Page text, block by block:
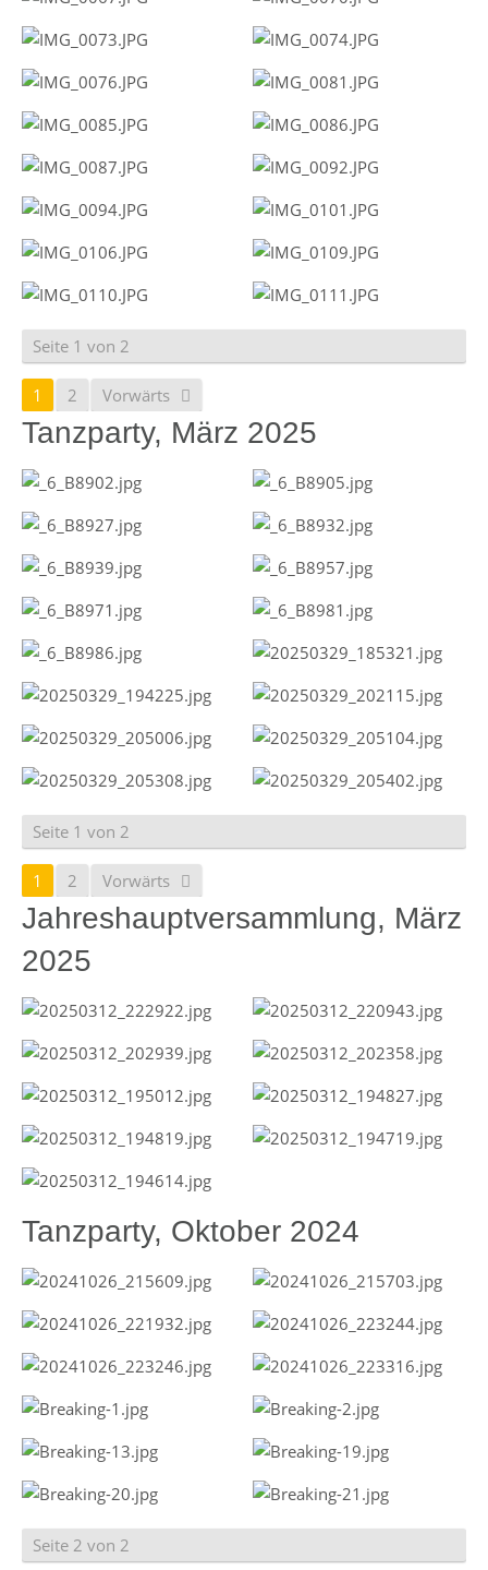
Seite 1 von 2
1 2 Vorwärts
Tanzparty, März 2025
Seite 1 von 2
1 2 Vorwärts
Jahreshauptversammlung, März
2025
Tanzparty, Oktober 2024
Seite 2 von 2